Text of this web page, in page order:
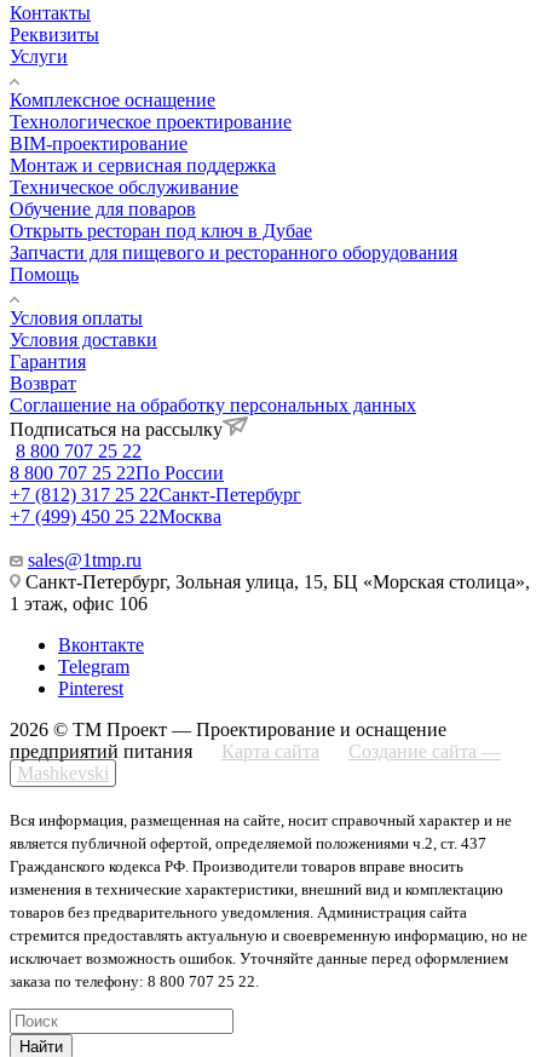
Контакты
Реквизиты
Услуги
Комплексное оснащение
Технологическое проектирование
BIM-проектирование
Монтаж и сервисная поддержка
Техническое обслуживание
Обучение для поваров
Открыть ресторан под ключ в Дубае
Запчасти для пищевого и ресторанного оборудования
Помощь
Условия оплаты
Условия доставки
Гарантия
Возврат
Соглашение на обработку персональных данных
Подписаться на рассылку
8 800 707 25 22
8 800 707 25 22По России
+7 (812) 317 25 22Санкт-Петербург
+7 (499) 450 25 22Москва
sales@1tmp.ru
Санкт-Петербург, Зольная улица, 15, БЦ «Морская столица»,
1 этаж, офис 106
Вконтакте
Telegram
Pinterest
2026 © ТМ Проект — Проектирование и оснащение
предприятий питания
Карта сайта
Создание сайта —
Mashkevski
Вся информация, размещенная на сайте, носит справочный характер и не
является публичной офертой, определяемой положениями ч.2, ст. 437
Гражданского кодекса РФ. Производители товаров вправе вносить
изменения в технические характеристики, внешний вид и комплектацию
товаров без предварительного уведомления. Администрация сайта
стремится предоставлять актуальную и своевременную информацию, но не
исключает возможность ошибок. Уточняйте данные перед оформлением
заказа по телефону: 8 800 707 25 22.
Найти